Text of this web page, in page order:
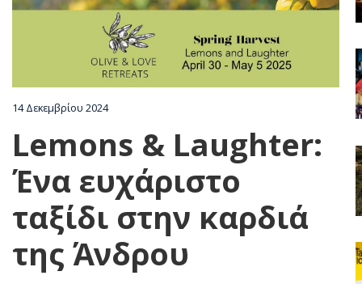
Φαγητό & Ποτό
Δραστηριότητες
Ενοικιάσεις
Ευεξία & Ομορφιά
14 Δεκεμβρίου 2024
Lemons & Laughter:
Ένα ευχάριστο
ταξίδι στην καρδιά
της Άνδρου